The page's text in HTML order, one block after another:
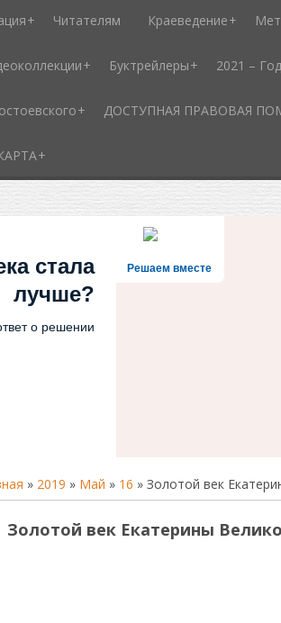
Читателям Краеведение
Буктрейлеры 2021 –
ДОСТУПНАЯ ПРАВОВАЯ
Решаем вместе
стала
лучше?
о решении
» 2019 » Май » 16 » Золотой век
Золотой век Екатерины